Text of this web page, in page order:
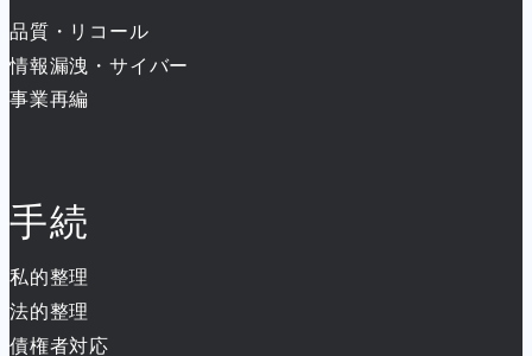
品質・リコール
情報漏洩・サイバー
事業再編
手続
私的整理
法的整理
債権者対応